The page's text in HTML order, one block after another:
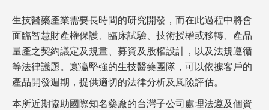
生技醫藥產業需要長時間的研究開發，而在此過程中將會
面臨智慧財產權保護、臨床試驗、技術授權或移轉、產品
量產之契約議定及規畫、募資及股權設計，以及法規遵循
等法律議題。寰瀛堅強的生技醫藥團隊，可以依據客戶的
產品開發週期，提供適切的法律分析及風險評估。
本所近期協助國際知名藥廠的台灣子公司處理法遵及個資